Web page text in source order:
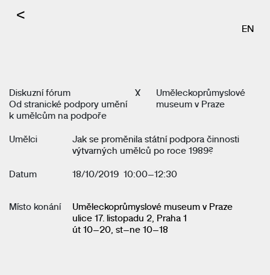
<
EN
Diskuzní fórum
Od stranické podpory umění
k umělcům na podpoře
X
Uměleckoprůmyslové
museum v Praze
Umělci
Jak se proměnila státní podpora činnosti
výtvarných umělců po roce 1989?
Datum
18/10/2019 10:00–12:30
Místo konání
Uměleckoprůmyslové museum v Praze
ulice 17. listopadu 2, Praha 1
út 10–20, st–ne 10–18